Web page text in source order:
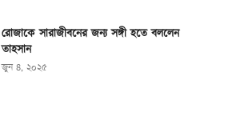
রোজাকে সারাজীবনের জন্য সঙ্গী হতে বললেন
তাহসান
জুন ৪, ২০২৫